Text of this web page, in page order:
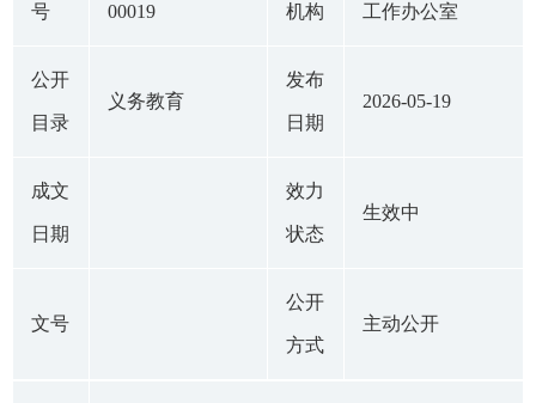
号 00019 机构 工作办公室
公开
目录
义务教育
发布
日期
2026-05-19
成文
日期
效力
状态
生效中
文号
公开
方式
主动公开